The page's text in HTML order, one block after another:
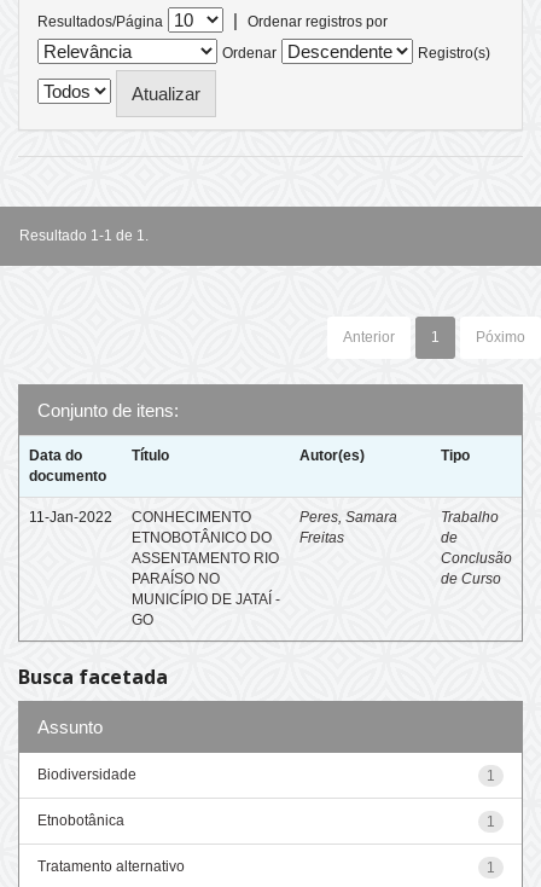
Resultados/Página |
Ordenar registros por
Ordenar
Registro(s)
Resultado 1-1 de 1.
Anterior 1 Póximo
Conjunto de itens:
Data do
documento
Título Autor(es) Tipo
11-Jan-2022
CONHECIMENTO
ETNOBOTÂNICO DO
ASSENTAMENTO RIO
PARAÍSO NO
MUNICÍPIO DE JATAÍ -
GO
Peres, Samara
Freitas
Trabalho
de
Conclusão
de Curso
Busca facetada
Assunto
1
Biodiversidade
1
Etnobotânica
1
Tratamento alternativo